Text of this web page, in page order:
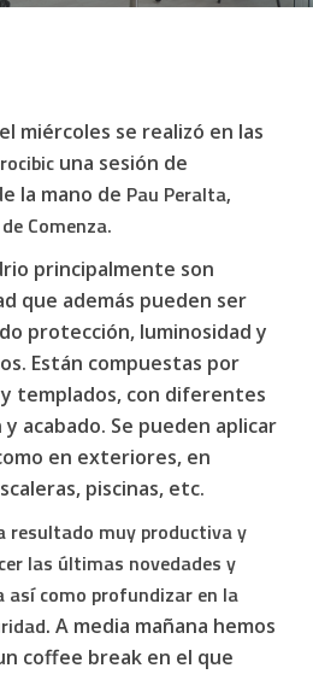
miércoles se realizó en las
una sesión de
la mano de Pau Peralta,
Comenza.
principalmente son
que además pueden ser
protección, luminosidad y
Están compuestas por
templados, con diferentes
acabado. Se pueden aplicar
en exteriores, en
piscinas, etc.
resultado muy productiva y
las últimas novedades y
así como profundizar en la
A media mañana hemos
coffee break en el que